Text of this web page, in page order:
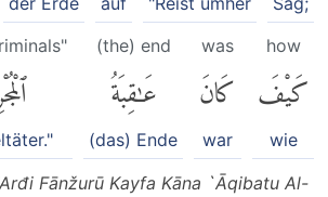
how
كَيْفَ
wie
was
كَانَ
war
(the) end
عَٰقِبَةُ
(das) Ende
Fānžurū Kayfa Kāna `Āqibatu Al-